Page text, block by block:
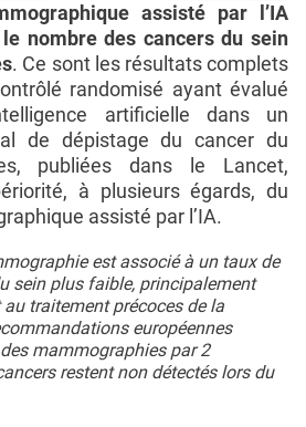
assisté par l’IA
nombre des cancers du sein
. Ce sont les résultats complets
randomisé ayant évalué
artificielle dans un
de dépistage du cancer du
publiées dans le Lancet,
à plusieurs égards, du
assisté par l’IA.
est associé à un taux de
sein plus faible, principalement
traitement précoces de la
européennes
mammographies par 2
restent non détectés lors du